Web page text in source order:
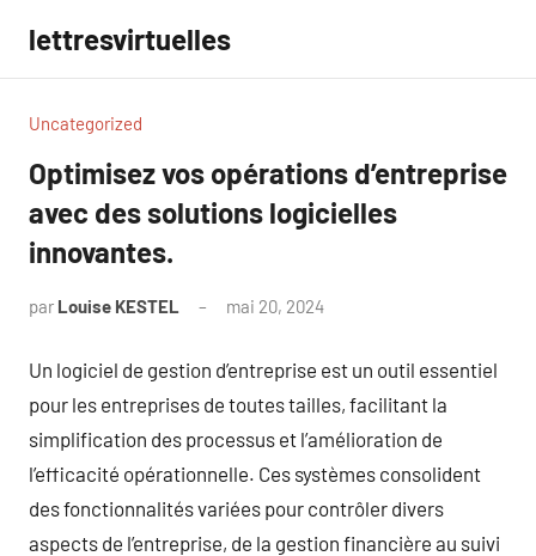
contenu
lettresvirtuelles
Uncategorized
Optimisez vos opérations d’entreprise
avec des solutions logicielles
innovantes.
par Louise KESTEL mai 20, 2024
Un logiciel de gestion d’entreprise est un outil essentiel
pour les entreprises de toutes tailles, facilitant la
simplification des processus et l’amélioration de
l’efficacité opérationnelle. Ces systèmes consolident
des fonctionnalités variées pour contrôler divers
aspects de l’entreprise, de la gestion financière au suivi